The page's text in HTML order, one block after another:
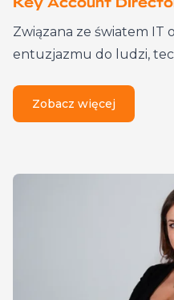
Związana ze światem IT
entuzjazmu do ludzi,
Zobacz więcej